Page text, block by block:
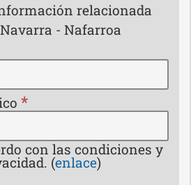
relacionada
- Nafarroa
*
con las condiciones y
(enlace)